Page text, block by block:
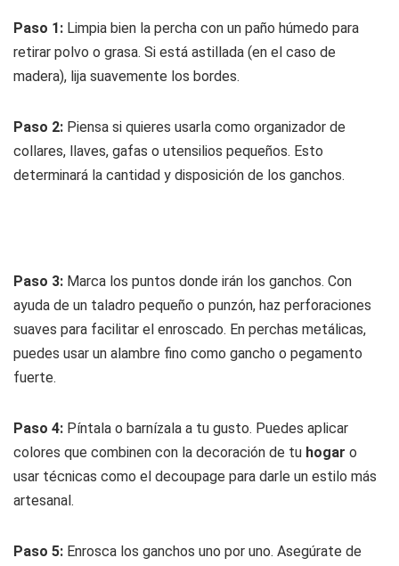
Paso 1: Limpia bien la percha con un paño húmedo para
retirar polvo o grasa. Si está astillada (en el caso de
madera), lija suavemente los bordes.
Paso 2: Piensa si quieres usarla como organizador de
collares, llaves, gafas o utensilios pequeños. Esto
determinará la cantidad y disposición de los ganchos.
Paso 3: Marca los puntos donde irán los ganchos. Con
ayuda de un taladro pequeño o punzón, haz perforaciones
suaves para facilitar el enroscado. En perchas metálicas,
puedes usar un alambre fino como gancho o pegamento
fuerte.
Paso 4: Píntala o barnízala a tu gusto. Puedes aplicar
colores que combinen con la decoración de tu hogar o
usar técnicas como el decoupage para darle un estilo más
artesanal.
Paso 5: Enrosca los ganchos uno por uno. Asegúrate de